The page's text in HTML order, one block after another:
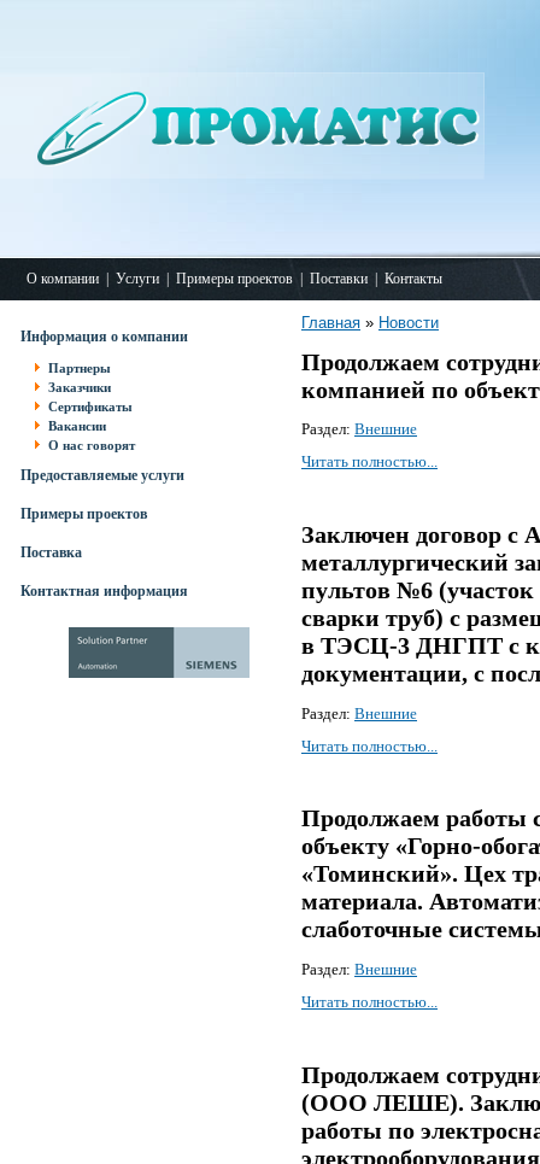
О компании Услуги Примеры проектов Поставки Контакты
Информация о компании
Партнеры
Заказчики
Сертификаты
Вакансии
О нас говорят
Предоставляемые услуги
Примеры проектов
Поставка
Контактная информация
Главная » Новости
Продолжаем
компанией по
Раздел: Внешние
Читать полностью...
Заключен договор с
металлургический
пультов №6
сварки труб) с
в ТЭСЦ-3 ДНГПТ с
документации, с
Раздел: Внешние
Читать полностью...
Продолжаем работы
объекту «Горно-
«Томинский». Цех
материала.
слаботочные
Раздел: Внешние
Читать полностью...
Продолжаем
(ООО ЛЕШЕ).
работы по